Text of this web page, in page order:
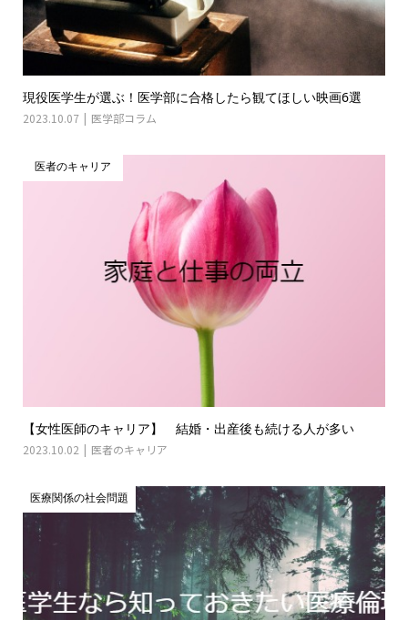
現役医学生が選ぶ！医学部に合格したら観てほしい映画6選
2023.10.07 医学部コラム
医者のキャリア
【女性医師のキャリア】 結婚・出産後も続ける人が多い
2023.10.02 医者のキャリア
医療関係の社会問題